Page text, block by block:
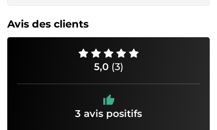
Avis des clients
5,0 (3)
3 avis positifs